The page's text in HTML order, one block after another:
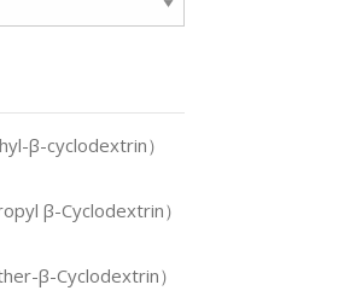
β-cyclodextrin）
β-Cyclodextrin）
β-Cyclodextrin）